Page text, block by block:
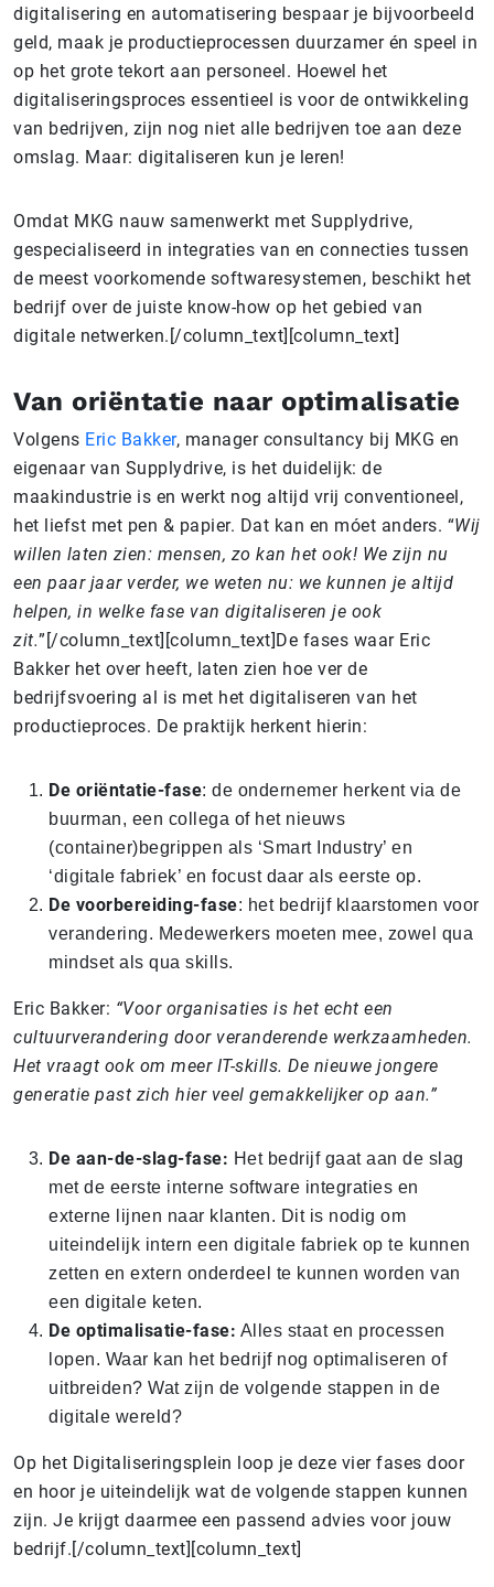
digitalisering en automatisering bespaar je bijvoorbeeld
geld, maak je productieprocessen duurzamer én speel in
op het grote tekort aan personeel. Hoewel het
digitaliseringsproces essentieel is voor de ontwikkeling
van bedrijven, zijn nog niet alle bedrijven toe aan deze
omslag. Maar: digitaliseren kun je leren!
Omdat MKG nauw samenwerkt met Supplydrive,
gespecialiseerd in integraties van en connecties tussen
de meest voorkomende softwaresystemen, beschikt het
bedrijf over de juiste know-how op het gebied van
digitale netwerken.[/column_text][column_text]
Van oriëntatie naar op­ti­ma­li­sa­tie
Volgens Eric Bakker, manager consultancy bij MKG en
eigenaar van Supplydrive, is het duidelijk: de
maakindustrie is en werkt nog altijd vrij conventioneel,
het liefst met pen & papier. Dat kan en móet anders. “Wij
willen laten zien: mensen, zo kan het ook! We zijn nu
een paar jaar verder, we weten nu: we kunnen je altijd
helpen, in welke fase van digitaliseren je ook
zit.”[/column_text][column_text]De fases waar Eric
Bakker het over heeft, laten zien hoe ver de
bedrijfsvoering al is met het digitaliseren van het
productieproces. De praktijk herkent hierin:
De oriëntatie-fase: de ondernemer herkent via de
buurman, een collega of het nieuws
(container)begrippen als ‘Smart Industry’ en
‘digitale fabriek’ en focust daar als eerste op.
De voorbereiding-fase: het bedrijf klaarstomen voor
verandering. Medewerkers moeten mee, zowel qua
mindset als qua skills.
Eric Bakker: “Voor organisaties is het echt een
cultuurverandering door veranderende werkzaamheden.
Het vraagt ook om meer IT-skills. De nieuwe jongere
generatie past zich hier veel gemakkelijker op aan.”
De aan-de-slag-fase: Het bedrijf gaat aan de slag
met de eerste interne software integraties en
externe lijnen naar klanten. Dit is nodig om
uiteindelijk intern een digitale fabriek op te kunnen
zetten en extern onderdeel te kunnen worden van
een digitale keten.
De optimalisatie-fase: Alles staat en processen
lopen. Waar kan het bedrijf nog optimaliseren of
uitbreiden? Wat zijn de volgende stappen in de
digitale wereld?
Op het Digitaliseringsplein loop je deze vier fases door
en hoor je uiteindelijk wat de volgende stappen kunnen
zijn. Je krijgt daarmee een passend advies voor jouw
bedrijf.[/column_text][column_text]